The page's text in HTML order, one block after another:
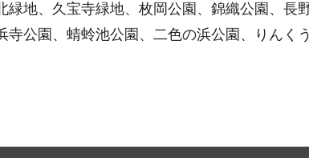
地、久宝寺緑地、枚岡公園、錦織公園、長野
公園、蜻蛉池公園、二色の浜公園、りんくう